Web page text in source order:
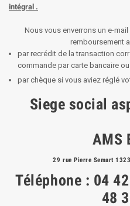
intégral .
Nous vous enverrons un e-
remboursement
par recrédit de la transaction
commande par carte bancaire ou
par chèque si vous aviez réglé
Siege social
AMS
29 rue Pierre Semart
Téléphone : 04
48